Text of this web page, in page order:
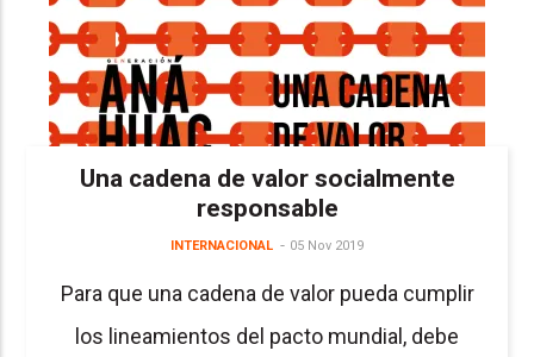
Una cadena de valor socialmente
responsable
INTERNACIONAL 05 Nov 2019
Para que una cadena de valor pueda cumplir
los lineamientos del pacto mundial, debe